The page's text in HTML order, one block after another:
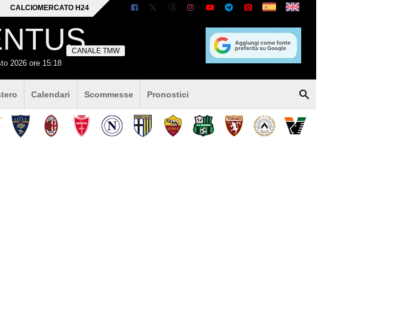
CALCIOMERCATO H24
2026 ore 15:18
CANALE TMW
Calendari Scommesse Pronostici